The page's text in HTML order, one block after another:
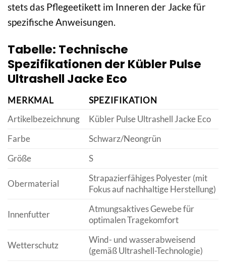
stets das Pflegeetikett im Inneren der Jacke für
spezifische Anweisungen.
Tabelle: Technische
Spezifikationen der Kübler Pulse
Ultrashell Jacke Eco
MERKMAL
SPEZIFIKATION
Artikelbezeichnung
Kübler Pulse Ultrashell Jacke Eco
Farbe
Schwarz/Neongrün
Größe
S
Obermaterial
Strapazierfähiges Polyester (mit
Fokus auf nachhaltige Herstellung)
Innenfutter
Atmungsaktives Gewebe für
optimalen Tragekomfort
Wetterschutz
Wind- und wasserabweisend
(gemäß Ultrashell-Technologie)